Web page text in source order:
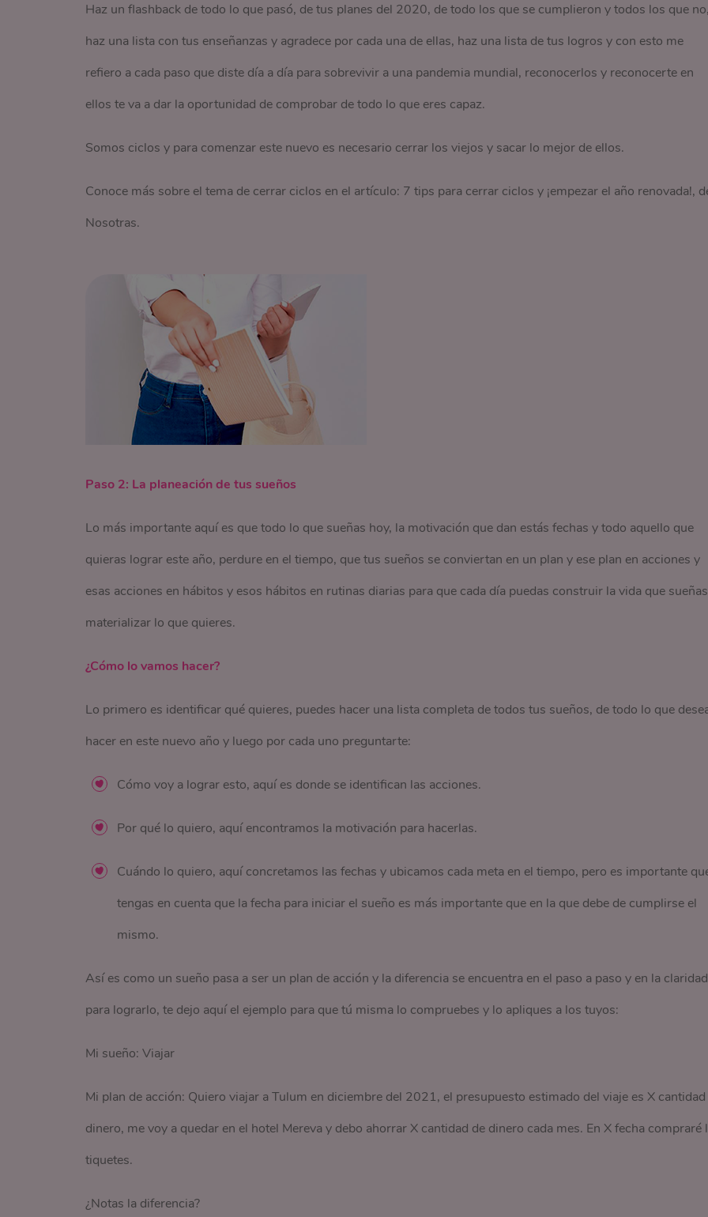
Haz un flashback de todo lo que pasó, de tus planes del 2020, de todo los que se cumplieron y todos los que
haz una lista con tus enseñanzas y agradece por cada una de ellas, haz una lista de tus logros y con esto me
refiero a cada paso que diste día a día para sobrevivir a una pandemia mundial, reconocerlos y reconocerte en
ellos te va a dar la oportunidad de comprobar de todo lo que eres capaz.
Somos ciclos y para comenzar este nuevo es necesario cerrar los viejos y sacar lo mejor de ellos.
Conoce más sobre el tema de cerrar ciclos en el artículo: 7 tips para cerrar ciclos y ¡empezar el año renovada!,
Nosotras.
Paso 2: La planeación de tus sueños
Lo más importante aquí es que todo lo que sueñas hoy, la motivación que dan estás fechas y todo aquello que
quieras lograr este año, perdure en el tiempo, que tus sueños se conviertan en un plan y ese plan en acciones y
esas acciones en hábitos y esos hábitos en rutinas diarias para que cada día puedas construir la vida que
materializar lo que quieres.
¿Cómo lo vamos hacer?
Lo primero es identificar qué quieres, puedes hacer una lista completa de todos tus sueños, de todo lo que
hacer en este nuevo año y luego por cada uno preguntarte:
Cómo voy a lograr esto, aquí es donde se identifican las acciones.
Por qué lo quiero, aquí encontramos la motivación para hacerlas.
Cuándo lo quiero, aquí concretamos las fechas y ubicamos cada meta en el tiempo, pero es importante
tengas en cuenta que la fecha para iniciar el sueño es más importante que en la que debe de cumplirse el
mismo.
Así es como un sueño pasa a ser un plan de acción y la diferencia se encuentra en el paso a paso y en la claridad
para lograrlo, te dejo aquí el ejemplo para que tú misma lo compruebes y lo apliques a los tuyos:
Mi sueño: Viajar
Mi plan de acción: Quiero viajar a Tulum en diciembre del 2021, el presupuesto estimado del viaje es X cantidad
dinero, me voy a quedar en el hotel Mereva y debo ahorrar X cantidad de dinero cada mes. En X fecha compraré
tiquetes.
¿Notas la diferencia?